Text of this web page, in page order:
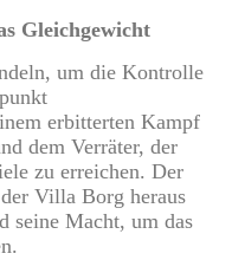
Gleichgewicht
um die Kontrolle
erbitterten Kampf
dem Verräter, der
zu erreichen. Der
Villa Borg heraus
seine Macht, um das